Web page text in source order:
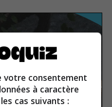
votre consentement
à caractère
cas suivants :